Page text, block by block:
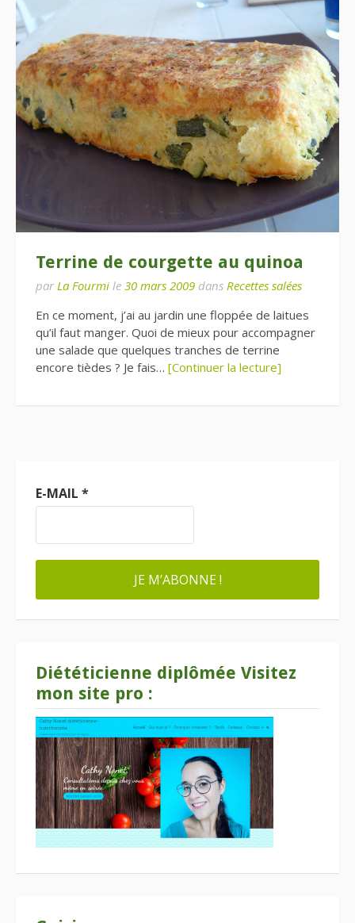
Terrine de courgette au quinoa
par La Fourmi le 30 mars 2009 dans Recettes salées
En ce moment, j’ai au jardin une floppée de laitues
qu’il faut manger. Quoi de mieux pour accompagner
une salade que quelques tranches de terrine
encore tièdes ? Je fais… [Continuer la lecture]
E-MAIL *
Diététicienne diplômée Visitez
mon site pro :